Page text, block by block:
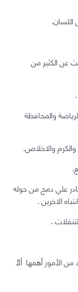
عن الكثير من
والمحافظة
والاخلاص.
علي دمج من حوله
الاخرين .
.
الأمور أهمها ألاّ